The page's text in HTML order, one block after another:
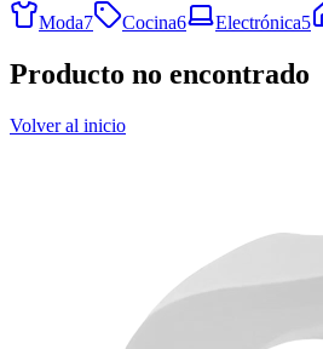
Moda7 Cocina6 Electrónica5
Producto no encontrado
Volver al inicio